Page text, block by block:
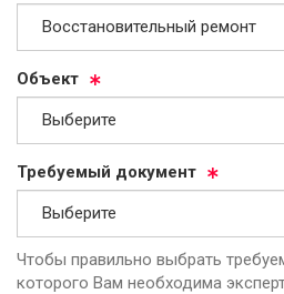
Объ­ект
Тре­бу­емый до­ку­мент
Чтобы правильно выбрать
которого Вам необходима